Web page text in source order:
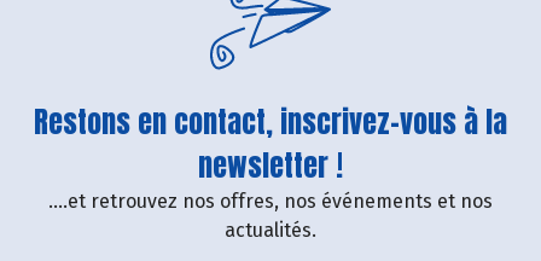
Restons en contact, inscrivez-vous à la
newsletter !
....et retrouvez nos offres, nos événements et nos
actualités.